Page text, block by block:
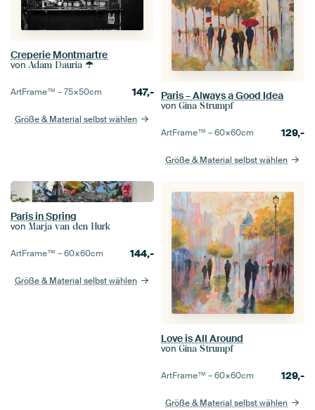
Creperie Montmartre
von Adam Dauria ☂
ArtFrame™ –75×50cm 147,-
Größe & Material selbst wählen
Paris – Always a Good Idea
von Gina Strumpf
ArtFrame™ –60×60cm 129,-
Größe & Material selbst wählen
Paris in Spring
von Marja van den Hurk
ArtFrame™ –60×60cm 144,-
Größe & Material selbst wählen
Love is All Around
von Gina Strumpf
ArtFrame™ –60×60cm 129,-
Größe & Material selbst wählen